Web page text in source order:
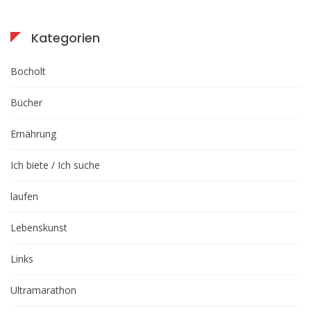
Kategorien
Bocholt
Bücher
Ernährung
Ich biete / Ich suche
laufen
Lebenskunst
Links
Ultramarathon